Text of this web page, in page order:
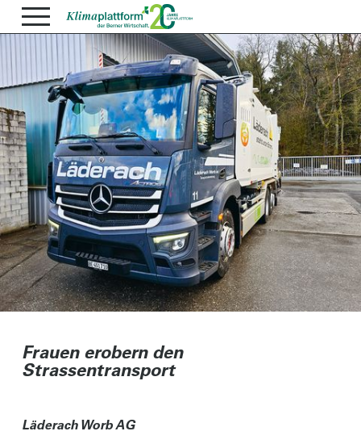
Frauen erobern den
Strassentransport
Läderach Worb AG